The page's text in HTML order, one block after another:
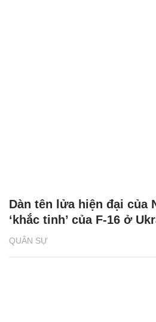
QUÂN SỰ
Dàn tên lửa hiện đại của
‘khắc tinh’ của F-16 ở